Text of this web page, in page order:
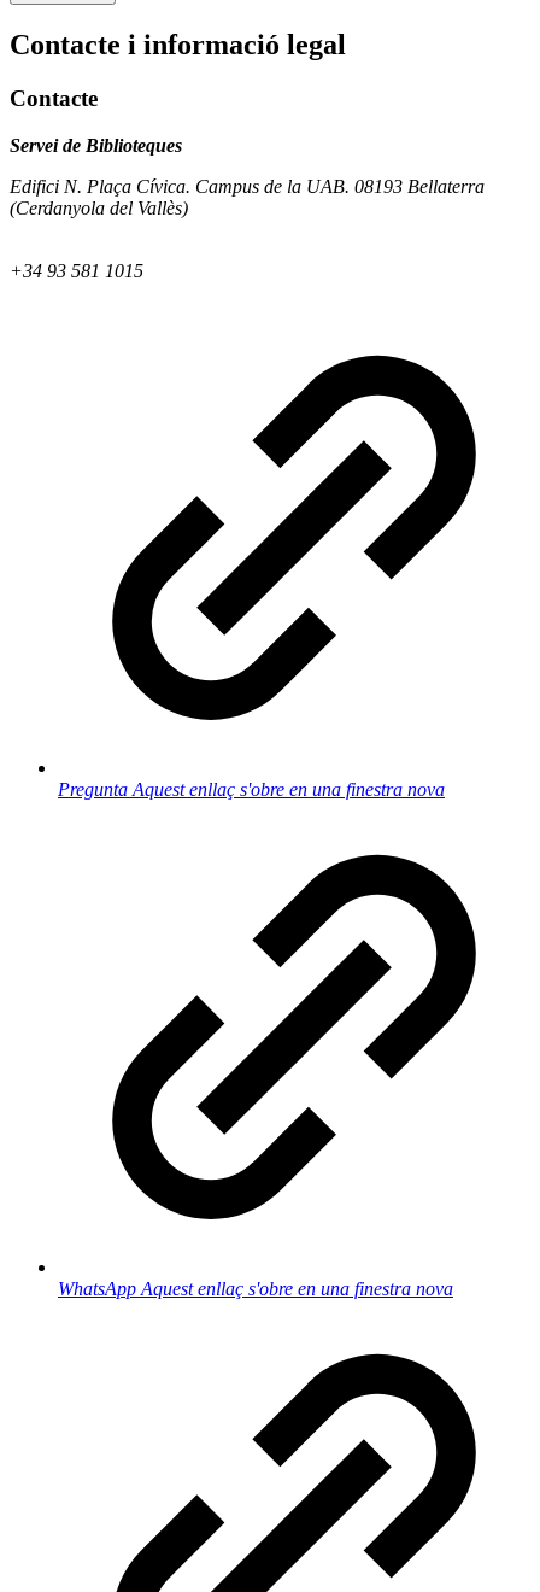
Contacte i informació legal
Contacte
Servei de Biblioteques
Edifici N. Plaça Cívica. Campus de la UAB. 08193 Bellaterra
(Cerdanyola del Vallès)
+34 93 581 1015
Pregunta Aquest enllaç s'obre en una finestra nova
WhatsApp Aquest enllaç s'obre en una finestra nova